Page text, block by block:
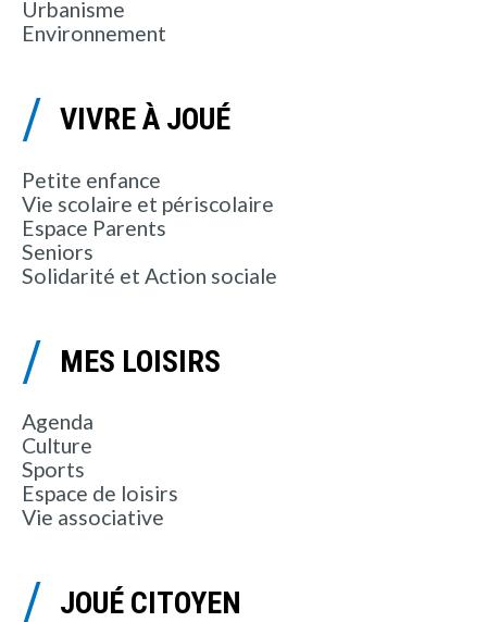
Urbanisme
Environnement
VIVRE À JOUÉ
Petite enfance
Vie scolaire et périscolaire
Espace Parents
Seniors
Solidarité et Action sociale
MES LOISIRS
Agenda
Culture
Sports
Espace de loisirs
Vie associative
JOUÉ CITOYEN